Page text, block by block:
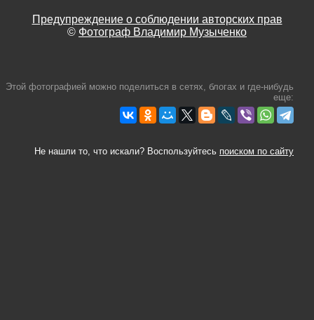
Предупреждение о соблюдении авторских прав
© Фотограф Владимир Музыченко
Этой фотографией можно поделиться в сетях, блогах и где-нибудь
еще:
Не нашли то, что искали? Воспользуйтесь поиском по сайту